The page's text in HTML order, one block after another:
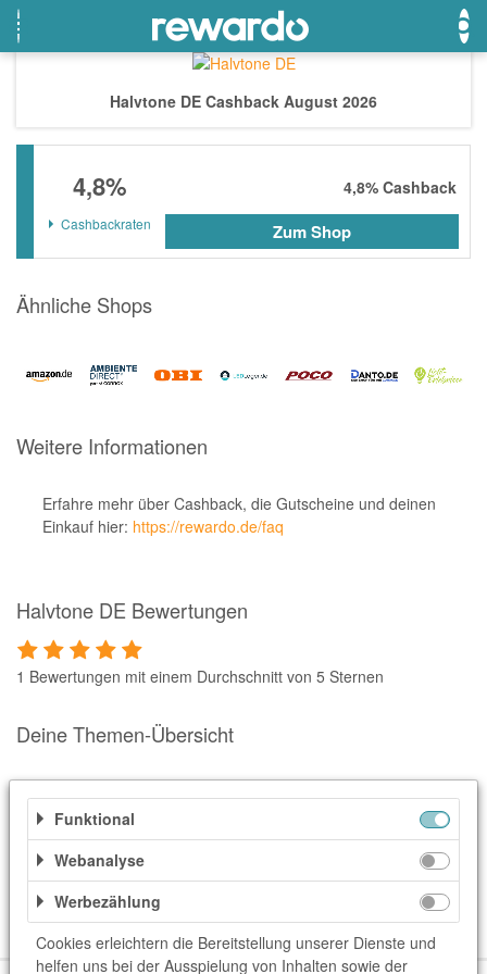
OTTO
Breuninger
Lieferando
LASCANA
eBay
Temu
adidas
Parfumdreams
OTTO Office
Udemy
HappyKeks
Pets Deli
Click & Boat
Lidl
BOGNER
XXXLutz
BADER
Beste Gutscheine
Neueste Gutscheine
Top Gutscheine
Exklusive Gutscheine
Sonderaktionen
Beste Angebote
Top Angebote
Exklusive Angebote
Halvtone DE Cashback August 2026
4,8% 4,8% Cashback
Cashbackraten Zum Shop
Ähnliche Shops
Weitere Informationen
Erfahre mehr über Cashback, die Gutscheine und deinen
Einkauf hier: https://rewardo.de/faq
Halvtone DE Bewertungen
1 Bewertungen mit einem Durchschnitt von 5 Sternen
Deine Themen-Übersicht
Ähnliche Shops
Weitere Informationen
Kategorien
Haus & Garten Schönes Wohnen
Funktional
Webanalyse
Werbezählung
Cookies erleichtern die Bereitstellung unserer Dienste und
helfen uns bei der Ausspielung von Inhalten sowie der